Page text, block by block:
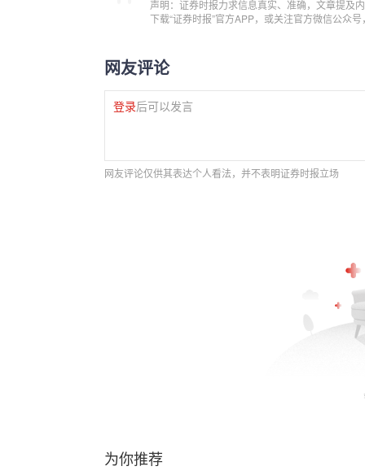
声明：证券时报力求信息真实、准确，文章提及
下载“证券时报”官方APP，或关注官方微信公众
网友评论
登录后可以发言
网友评论仅供其表达个人看法，并不表明证券时报立场
为你推荐